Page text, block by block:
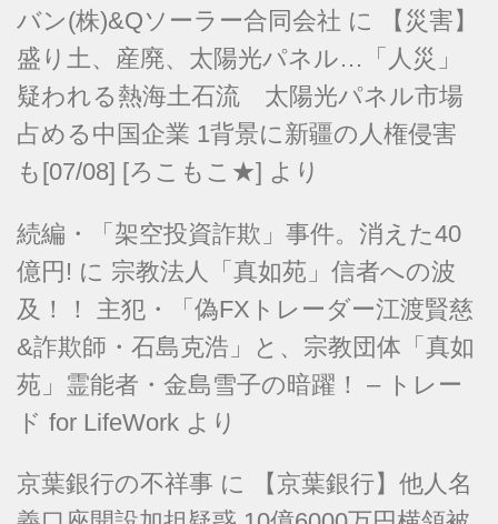
バン(株)&Qソーラー合同会社 に
【災害】
盛り土、産廃、太陽光パネル…「人災」
疑われる熱海土石流 太陽光パネル市場
占める中国企業 1背景に新疆の人権侵害
も[07/08] [ろこもこ★] より
続編・「架空投資詐欺」事件。消えた40
億円! に 宗教法人「真如苑」信者への波
及！！ 主犯・「偽FXトレーダー江渡賢慈
&詐欺師・石島克浩」と、宗教団体「真如
苑」霊能者・金島雪子の暗躍！ – トレー
ド for LifeWork より
京葉銀行の不祥事 に
【京葉銀行】他人名